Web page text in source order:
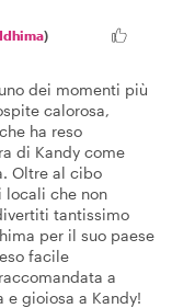
)
dei momenti più
calorosa,
ha reso
di Kandy come
Oltre al cibo
che non
tantissimo
per il suo paese
facile
a
e gioiosa a Kandy!